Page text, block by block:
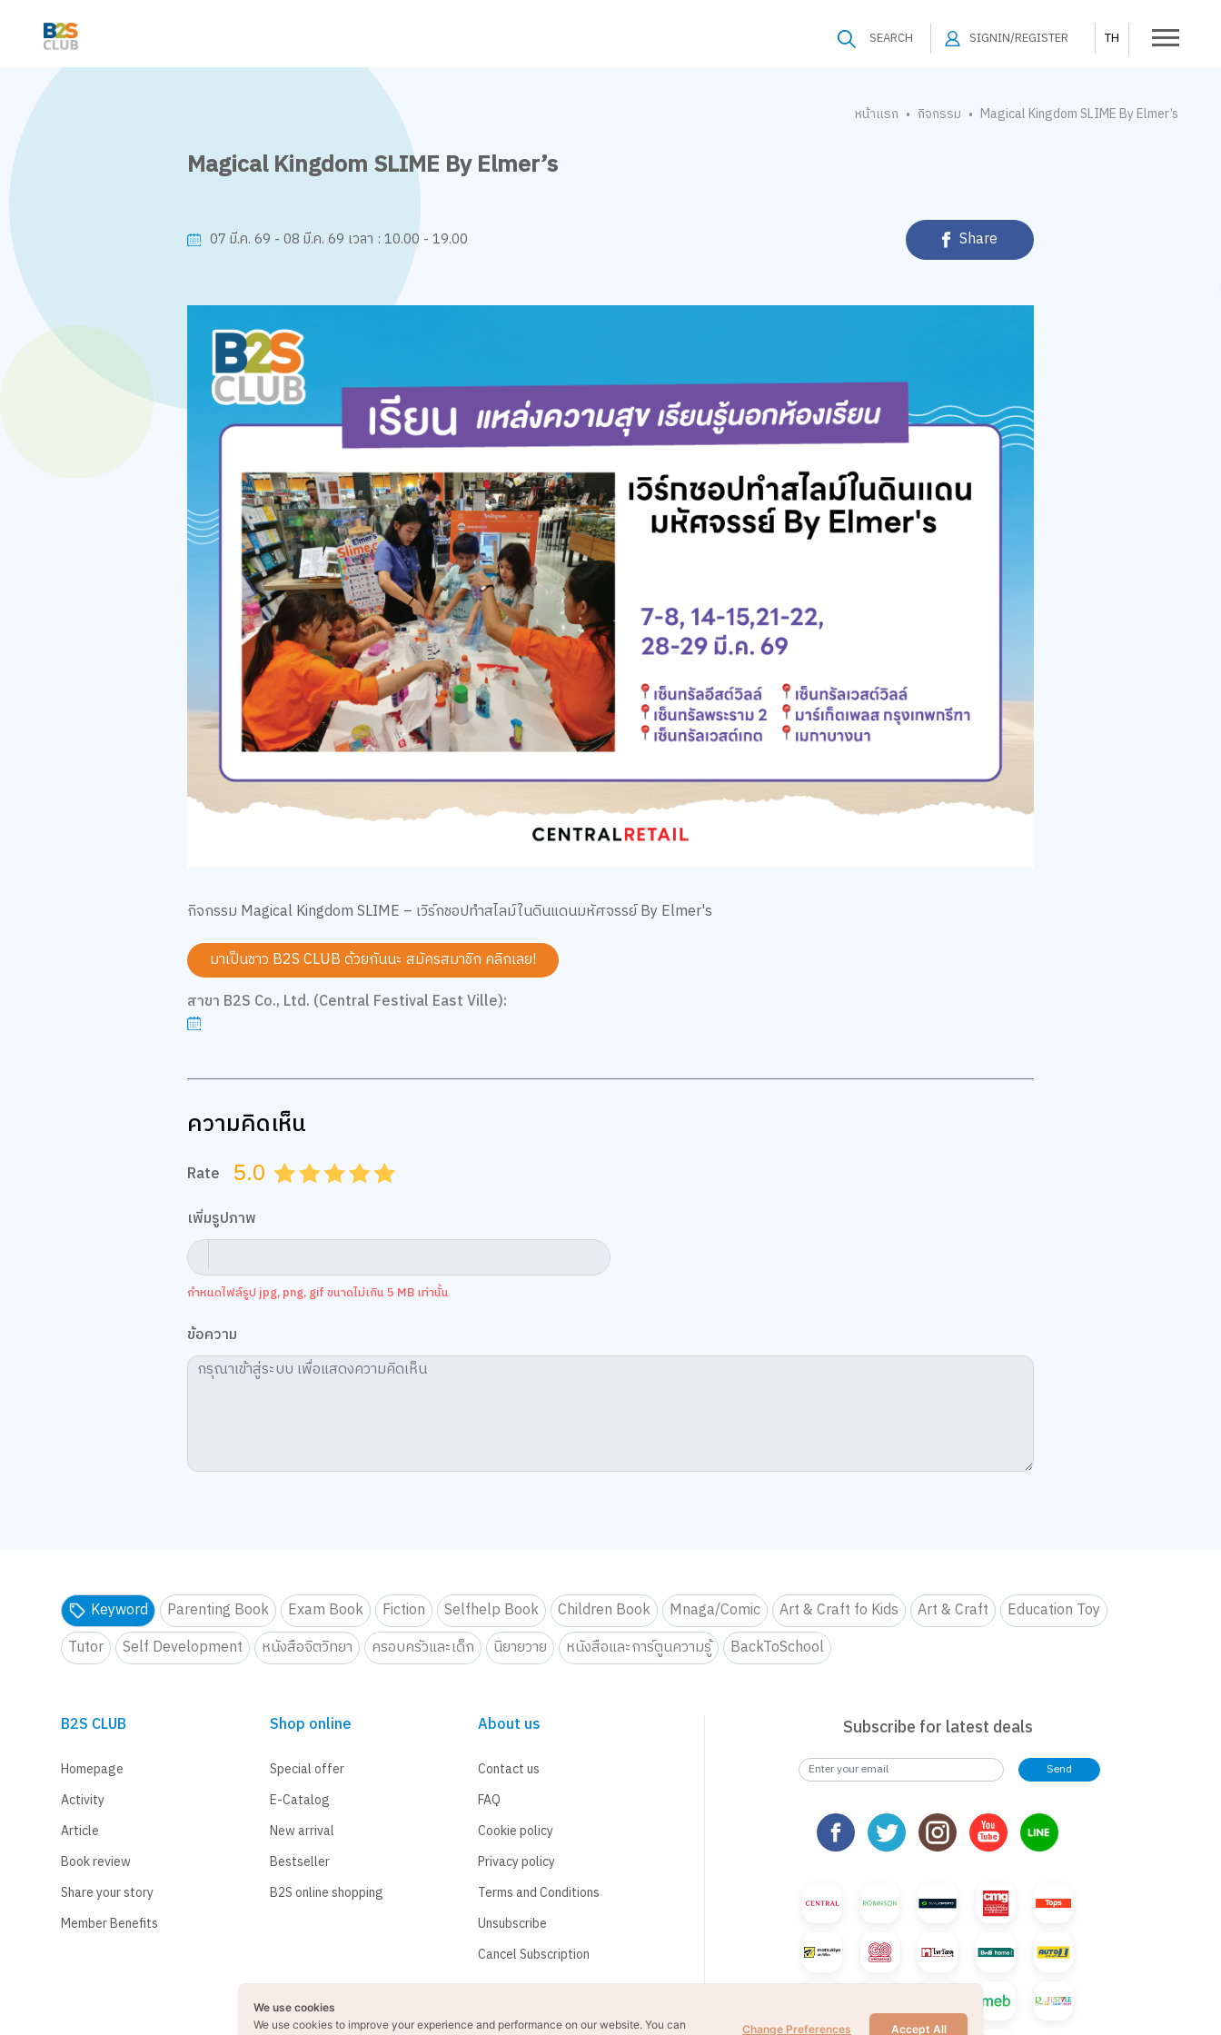
SEARCH SIGNIN/REGISTER TH
หน้าแรก • กิจกรรม • Magical Kingdom SLIME By Elmer’s
Magical Kingdom SLIME By Elmer’s
07 มี.ค. 69 - 08 มี.ค. 69 เวลา : 10.00 - 19.00 Share
กิจกรรม Magical Kingdom SLIME – เวิร์กชอปทำสไลม์ในดินแดนมหัศจรรย์ By Elmer's
มาเป็นชาว B2S CLUB ด้วยกันนะ สมัครสมาชิก คลิกเลย!
สาขา B2S Co., Ltd. (Central Festival East Ville):
ความคิดเห็น
Rate 5.0 4.5
4.0
3.5
3.0
2.5
2.0
1.5
1.0
0.5
เพิ่มรูปภาพ
กำหนดไฟล์รูป jpg, png, gif ขนาดไม่เกิน 5 MB เท่านั้น
ข้อความ
Keyword Parenting Book Exam Book Fiction Selfhelp Book Children Book Mnaga/Comic Art & Craft fo Kids Art & Craft
Education Toy
Tutor
Self Development หนังสือจิตวิทยา ครอบครัวและเด็ก นิยายวาย หนังสือและการ์ตูนความรู้ BackToSchool
B2S CLUB
Homepage
Activity
Article
Book review
Share your story
Member Benefits
Shop online
Special offer
E-Catalog
New arrival
Bestseller
B2S online shopping
About us
Contact us
FAQ
Cookie policy
Privacy policy
Terms and Conditions
Unsubscribe
Cancel Subscription
Subscribe for latest deals
Send
We use cookies
We use cookies to improve your experience and performance on our website. You can
Accept All
Change Preferences